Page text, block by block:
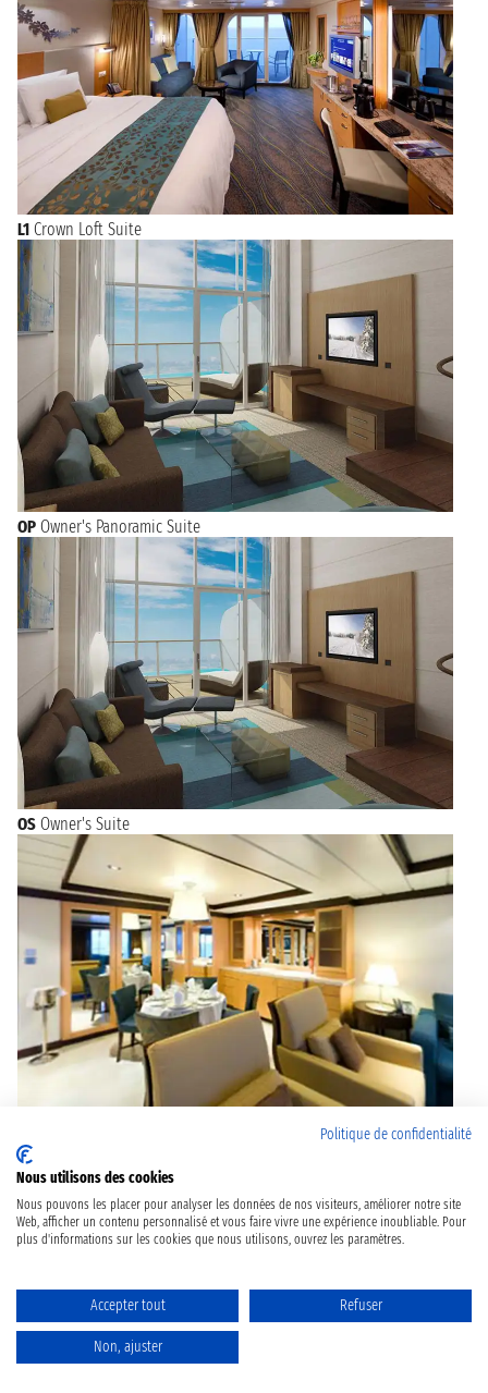
L1 Crown Loft Suite
OP Owner's Panoramic Suite
OS Owner's Suite
Politique de confidentialité
Nous utilisons des cookies
Nous pouvons les placer pour analyser les données de nos visiteurs, améliorer notre site
Web, afficher un contenu personnalisé et vous faire vivre une expérience inoubliable. Pour
plus d'informations sur les cookies que nous utilisons, ouvrez les paramètres.
Accepter tout Refuser
Non, ajuster